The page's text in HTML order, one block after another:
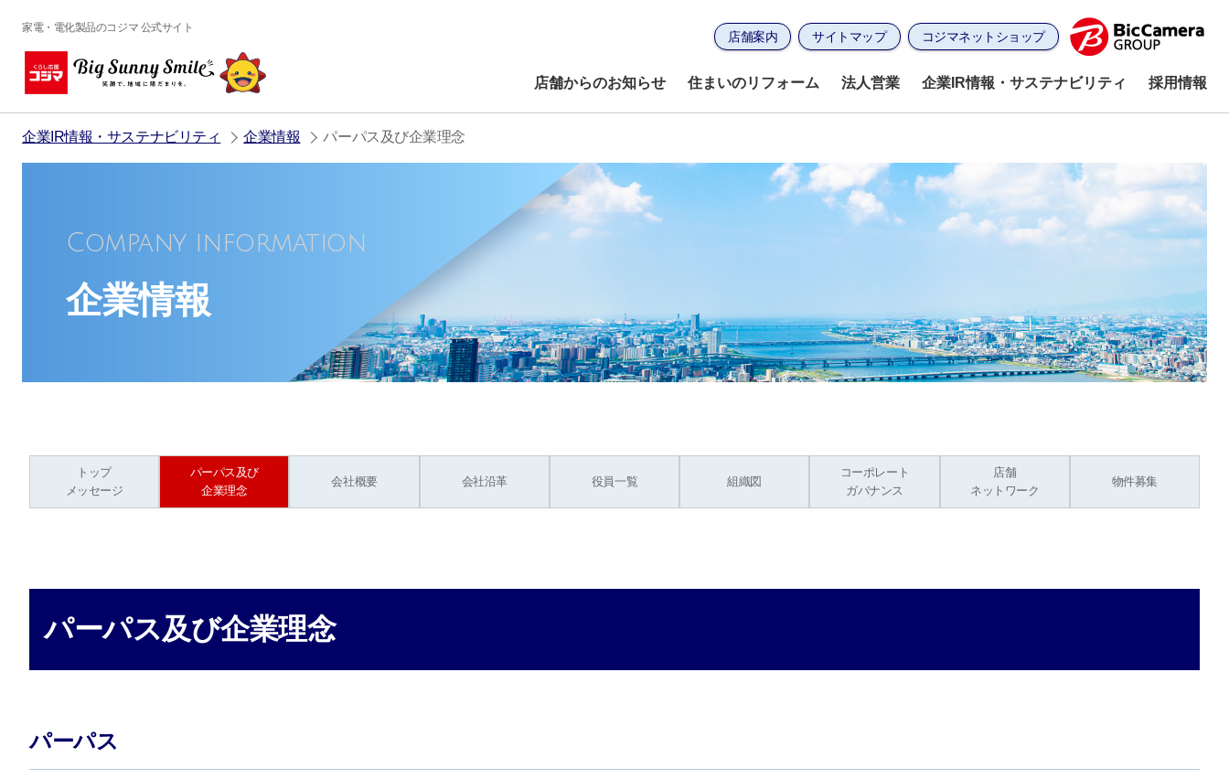
家電・電化製品のコジマ 公式サイト
店舗案内 サイトマップ コジマネットショップ
店舗からのお知らせ 住まいのリフォーム 法人営業 企業IR情報・サステナビリティ 採用情報
企業IR情報・サステナビリティ 企業情報 パーパス及び企業理念
Company information
企業情報
トップ
メッセージ
パーパス及び
企業理念
会社概要 会社沿革 役員一覧 組織図
コーポレート
ガバナンス
店舗
ネットワーク
物件募集
パーパス及び企業理念
パーパス